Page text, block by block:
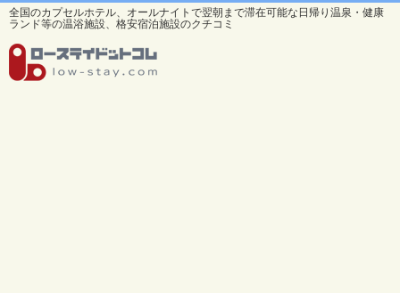
全国のカプセルホテル、オールナイトで翌朝まで滞在可能な日帰り温泉・健康
ランド等の温浴施設、格安宿泊施設のクチコミ